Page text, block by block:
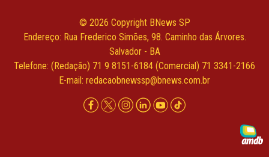
© 2026 Copyright BNews SP
Endereço: Rua Frederico Simões, 98. Caminho das Árvores.
Salvador - BA
Telefone: (Redação) 71 9 8151-6184 (Comercial) 71 3341-2166
E-mail: redacaobnewssp@bnews.com.br